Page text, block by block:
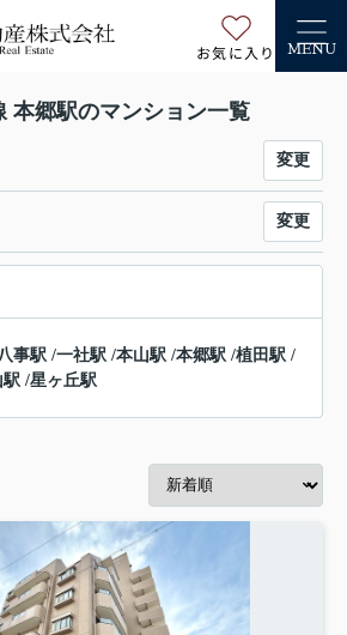
お気に入り MENU
本郷駅のマンション一覧
変更
変更
八事駅 /一社駅 /本山駅 /本郷駅 /植田駅 /
/星ヶ丘駅